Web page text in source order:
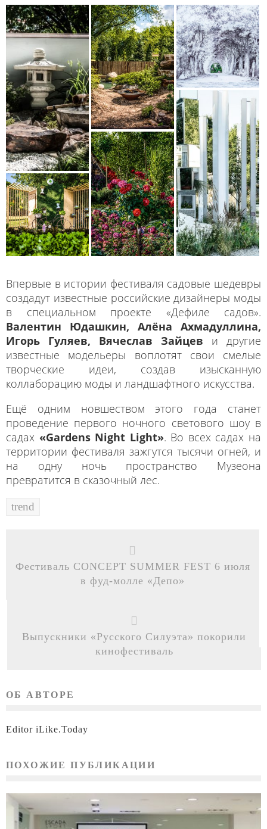
Впервые в истории фестиваля садовые шедевры
создадут известные российские дизайнеры моды
в специальном проекте «Дефиле садов».
Валентин Юдашкин, Алёна Ахмадуллина,
Игорь Гуляев, Вячеслав Зайцев и другие
известные модельеры воплотят свои смелые
творческие идеи, создав изысканную
коллаборацию моды и ландшафтного искусства.
Ещё одним новшеством этого года станет
проведение первого ночного светового шоу в
садах «Gardens Night Light». Во всех садах на
территории фестиваля зажгутся тысячи огней, и
на одну ночь пространство Музеона
превратится в сказочный лес.
trend
Фестиваль CONCEPT SUMMER FEST 6 июля
в фуд-молле «Депо»
Выпускники «Русского Силуэта» покорили
кинофестиваль
ОБ АВТОРЕ
Editor iLike.Today
ПОХОЖИЕ ПУБЛИКАЦИИ